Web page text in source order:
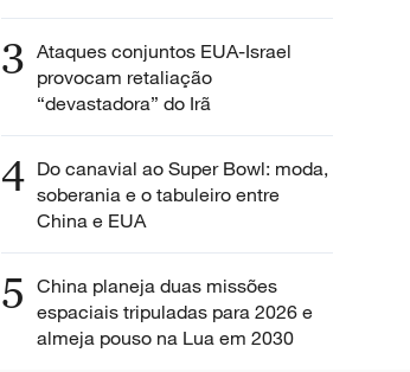
3 Ataques conjuntos EUA-Israel
provocam retaliação
“devastadora” do Irã
4 Do canavial ao Super Bowl: moda,
soberania e o tabuleiro entre
China e EUA
5 China planeja duas missões
espaciais tripuladas para 2026 e
almeja pouso na Lua em 2030